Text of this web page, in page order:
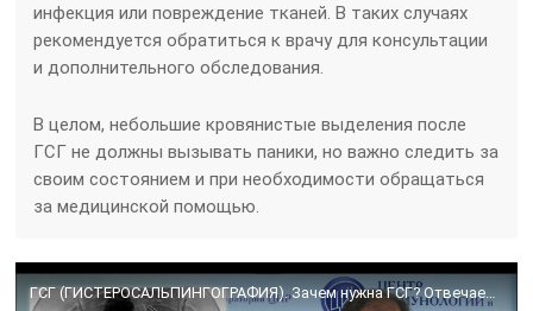
инфекция или повреждение тканей. В таких случаях
рекомендуется обратиться к врачу для консультации
и дополнительного обследования.
В целом, небольшие кровянистые выделения после
ГСГ не должны вызывать паники, но важно следить за
своим состоянием и при необходимости обращаться
за медицинской помощью.
ГСГ (ГИСТЕРОСАЛЬПИНГОГРАФИЯ). Зачем нужна ГСГ? Отвечает доктор Гузов.